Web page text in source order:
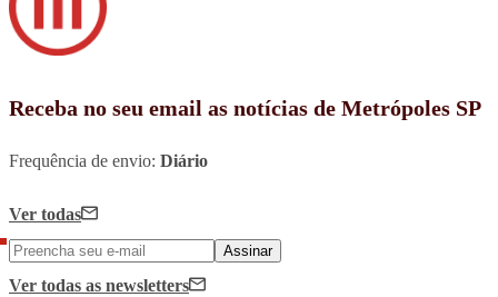
Receba no seu email as notícias de Metrópoles SP
Frequência de envio: Diário
Ver todas
Assinar
Ver todas as newsletters